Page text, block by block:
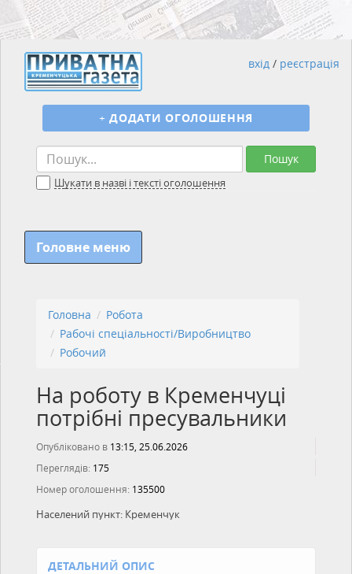
Пошук
Шукати в назві і тексті оголошення
+ ДОДАТИ ОГОЛОШЕННЯ
вхід / реєстрація
Головне меню
Головна
Робота
Рабочі спеціальності/Виробництво
Робочий
На роботу в Кременчуці
потрібні пресувальники
Опубліковано в 13:15, 25.06.2026
Переглядів: 175
Номер оголошення: 135500
Населений пункт: Кременчук
ДЕТАЛЬНИЙ ОПИС